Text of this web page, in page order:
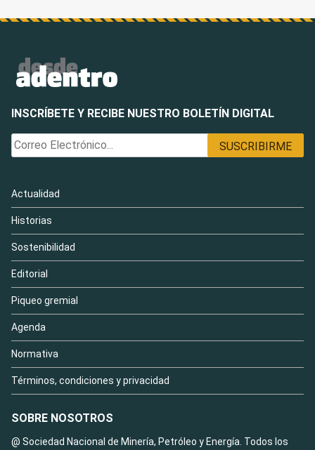
INSCRÍBETE Y RECIBE NUESTRO BOLETÍN DIGITAL
Actualidad
Historias
Sostenibilidad
Editorial
Piqueo gremial
Agenda
Normativa
Términos, condiciones y privacidad
SOBRE NOSOTROS
@ Sociedad Nacional de Minería, Petróleo y Energía. Todos los